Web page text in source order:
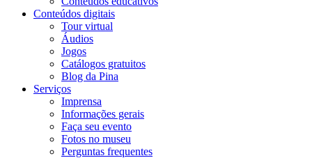
Conteúdos digitais
Tour virtual
Áudios
Jogos
Catálogos gratuitos
Blog da Pina
Serviços
Imprensa
Informações gerais
Faça seu evento
Fotos no museu
Perguntas frequentes